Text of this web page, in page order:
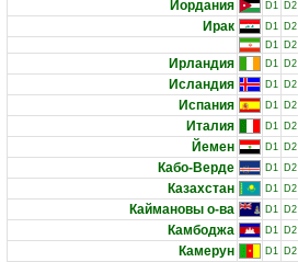
Иордания D1 D2
Ирак D1 D2
D1 D2
Ирландия D1 D2
Исландия D1 D2
Испания D1 D2
Италия D1 D2
Йемен D1 D2
Кабо-Верде D1 D2
Казахстан D1 D2
Каймановы о-ва D1 D2
Камбоджа D1 D2
Камерун D1 D2